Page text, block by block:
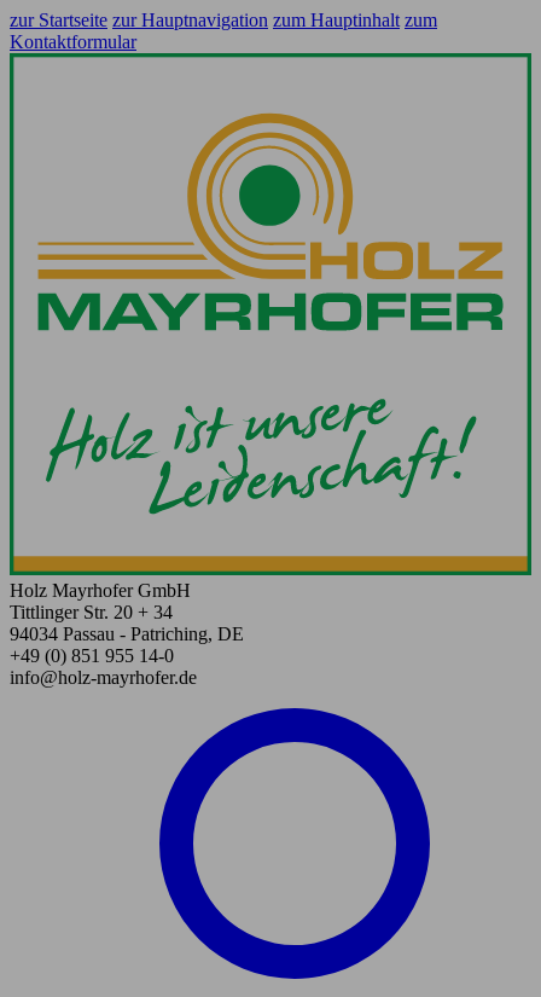
zur Startseite zur Hauptnavigation zum Hauptinhalt zum
Kontaktformular
Holz Mayrhofer GmbH
Tittlinger Str. 20 + 34
94034 Passau - Patriching, DE
+49 (0) 851 955 14-0
info@holz-mayrhofer.de